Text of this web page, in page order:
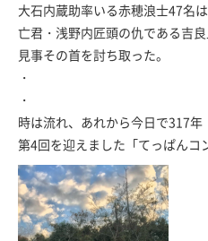
大石内蔵助率いる赤穂浪士47名は
亡君・浅野内匠頭の仇である吉
見事その首を討ち取った。
・
・
時は流れ、あれから今日で317年
第4回を迎えました「てっぱんコ